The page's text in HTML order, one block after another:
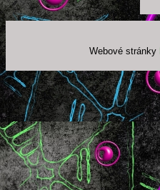
Webové stránky